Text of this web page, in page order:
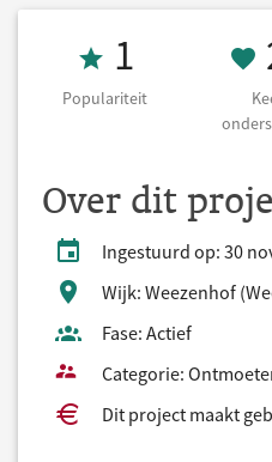
1
Populariteit
Over dit
Ingestuurd op: 30
Wijk: Weezenhof
Fase: Actief
Categorie:
Dit project maakt